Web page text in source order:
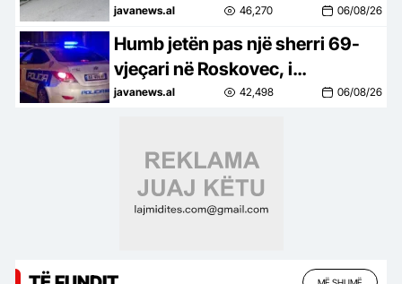
shqiptari nga Kosova
javanews.al 46,270 06/08/26
Humb jetën pas një sherri 69-
vjeçari në Roskovec, i
pranishëm edhe i biri! Dinamika
javanews.al 42,498 06/08/26